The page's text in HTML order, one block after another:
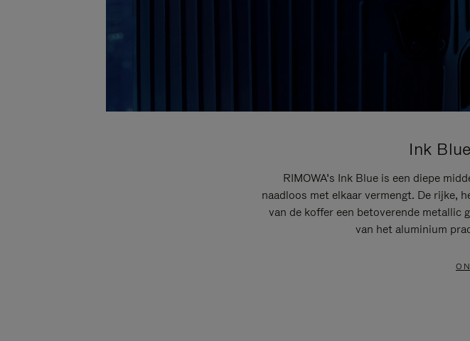
Ink
RIMOWA’s Ink Blue is een diepe
naadloos met elkaar vermengt. De rijke,
van de koffer een betoverende metallic
van het aluminium